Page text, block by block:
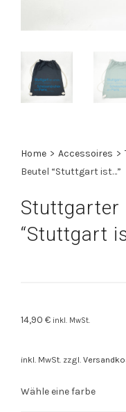
Home > Accessoires >
Beutel “Stuttgart ist…”
Stuttgarter
“Stuttgart
14,90 € inkl. MwSt.
inkl. MwSt. zzgl.